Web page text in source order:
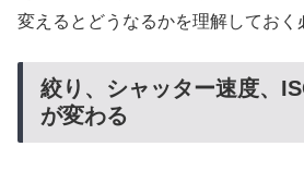
変えるとどうなるかを理解しておく
絞り、シャッター速度、
が変わる